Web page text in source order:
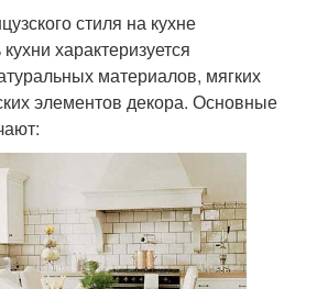
стиля на кухне
характеризуется
материалов, мягких
элементов декора. Основные